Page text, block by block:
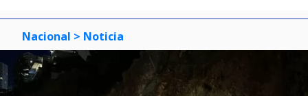
Nacional > Noticia